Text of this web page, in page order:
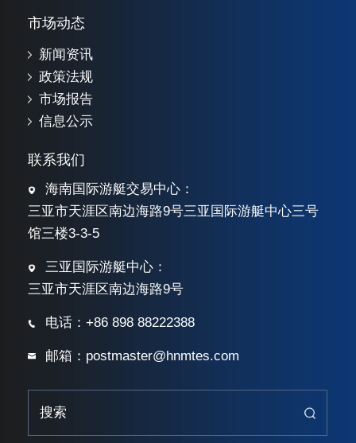
市场动态
新闻资讯
政策法规
市场报告
信息公示
联系我们
海南国际游艇交易中心：
三亚市天涯区南边海路9号三亚国际游艇中心三号
馆三楼3-3-5
三亚国际游艇中心：
三亚市天涯区南边海路9号
电话：+86 898 88222388
邮箱：postmaster@hnmtes.com